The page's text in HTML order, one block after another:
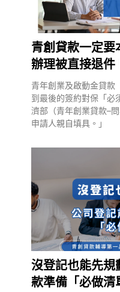
青創貸款一定要
辦理被直接退件
青年創業及啟動金貸款
到最後的簽約對保「必
濟部（青年創業貸款–
申請人親自填具。」
沒登記也能先規
款準備「必做清